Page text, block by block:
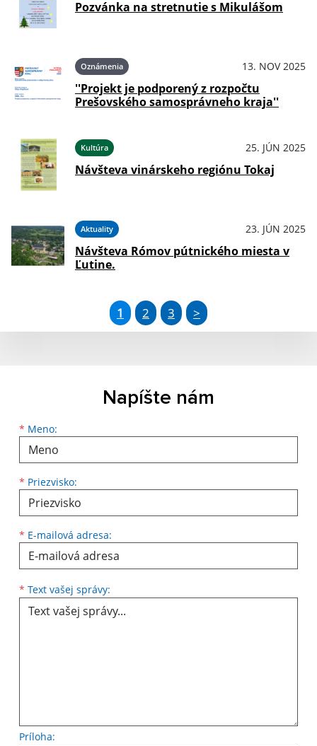
Pozvánka na stretnutie s Mikulášom
Oznámenia 13. NOV 2025
''Projekt je podporený z rozpočtu
Prešovského samosprávneho kraja''
Kultúra 25. JÚN 2025
Návšteva vinárskeho regiónu Tokaj
Aktuality 23. JÚN 2025
Návšteva Rómov pútnického miesta v
Ľutine.
1 2 3 >
Napíšte nám
* Meno:
Meno
* Priezvisko:
Priezvisko
* E-mailová adresa:
E-mailová adresa
* Text vašej správy:
Príloha: